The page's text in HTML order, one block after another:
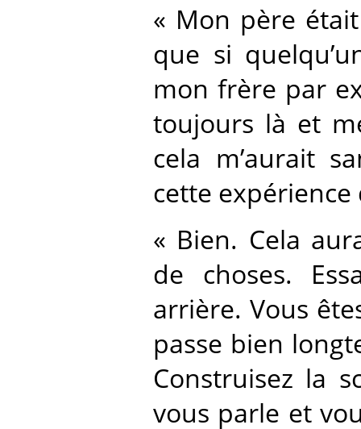
« Mon père
que si
mon frère par
toujours là et
cela m’aurait
cette expérience
« Bien. Cela
de choses.
arrière. Vous
passe bien
Construisez la
vous parle et